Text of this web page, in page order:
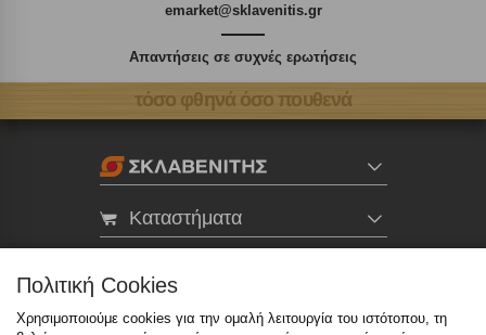
emarket@sklavenitis.gr
Απαντήσεις σε συχνές ερωτήσεις
τόσο φθηνά όσο πουθενά
Καταστήματα
Πολιτική Cookies
Χρησιμοποιούμε cookies για την ομαλή λειτουργία του ιστότοπου, τη